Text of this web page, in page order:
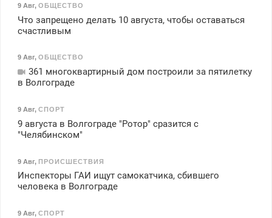
9 Авг, ОБЩЕСТВО
Что запрещено делать 10 августа, чтобы оставаться
счастливым
9 Авг, ОБЩЕСТВО
361 многоквартирный дом построили за пятилетку
в Волгограде
9 Авг, СПОРТ
9 августа в Волгограде "Ротор" сразится с
"Челябинском"
9 Авг, ПРОИСШЕСТВИЯ
Инспекторы ГАИ ищут самокатчика, сбившего
человека в Волгограде
9 Авг, СПОРТ